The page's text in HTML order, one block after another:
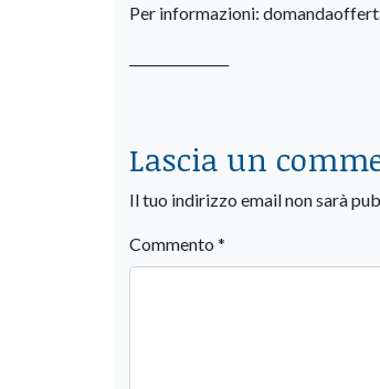
Per informazioni:
Lascia un
Il tuo indirizzo email non sarà
Commento *